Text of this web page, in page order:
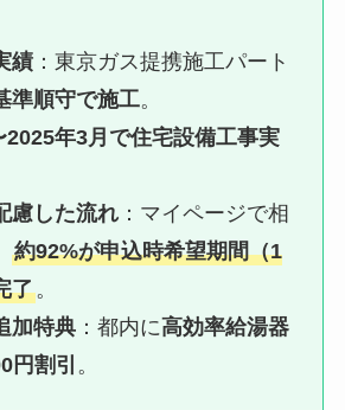
績 ：東京ガス提携施工パート
準順守で施工。
2025年3月で住宅設備工事実
慮した流れ ：マイページで相
約92%が申込時希望期間（1
了。
加特典 ：都内に高効率給湯器
円割引 。